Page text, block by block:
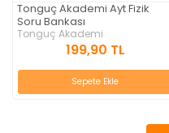
Tonguç Akademi Ayt Fizik
Soru Bankası
Tonguç Akademi
199,90 TL
Sepete Ekle